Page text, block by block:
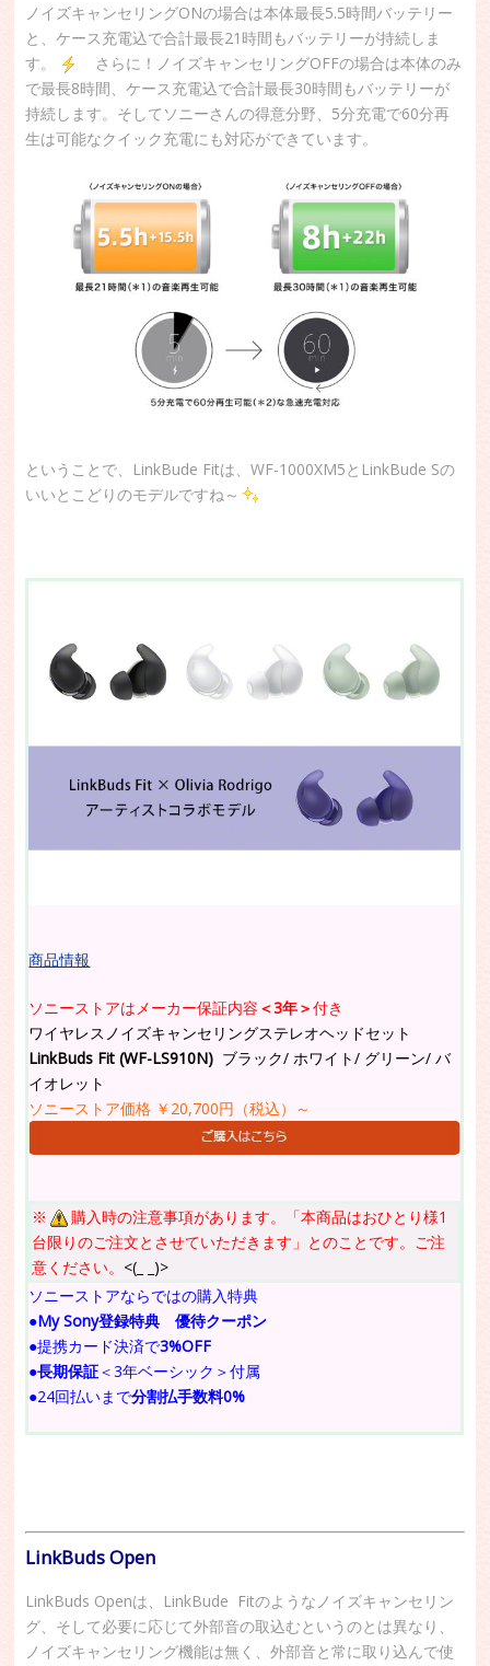
ノイズキャンセリングONの場合は本体最長5.5時間バッテリー
と、ケース充電込で合計最長21時間もバッテリーが持続しま
す。
さらに！ノイズキャンセリングOFFの場合は本体のみ
で最長8時間、ケース充電込で合計最長30時間もバッテリーが
持続します。そしてソニーさんの得意分野、5分充電で60分再
生は可能なクイック充電にも対応ができています。
ということで、LinkBude Fitは、WF-1000XM5とLinkBude Sの
いいとこどりのモデルですね～
商品情報
ソニーストアはメーカー保証内容 ＜3年＞付き
ワイヤレスノイズキャンセリングステレオヘッドセット
LinkBuds Fit (WF-LS910N) ブラック/ ホワイト/ グリーン/ バ
イオレット
ソニーストア価格 ￥20,700円（税込）～
※
購入時の注意事項があります。「本商品はおひとり様1
台限りのご注文とさせていただきます」とのことです。ご注
意ください。 <(_ _)>
ソニーストアならではの購入特典
●My Sony登録特典 優待クーポン
●提携カード決済で3%OFF
●長期保証＜3年ベーシック＞付属
●24回払いまで分割払手数料0%
LinkBuds Open
LinkBuds Openは、LinkBude Fitのようなノイズキャンセリン
グ、そして必要に応じて外部音の取込むというのとは異なり、
ノイズキャンセリング機能は無く、外部音と常に取り込んで使